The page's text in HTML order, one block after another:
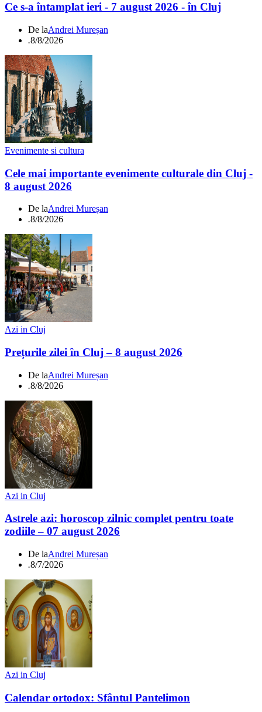
Ce s-a întamplat ieri - 7 august 2026 - în Cluj
De laAndrei Mureșan
.8/8/2026
Evenimente si cultura
Cele mai importante evenimente culturale din Cluj -
8 august 2026
De laAndrei Mureșan
.8/8/2026
Azi in Cluj
Prețurile zilei în Cluj – 8 august 2026
De laAndrei Mureșan
.8/8/2026
Azi in Cluj
Astrele azi: horoscop zilnic complet pentru toate
zodiile – 07 august 2026
De laAndrei Mureșan
.8/7/2026
Azi in Cluj
Calendar ortodox: Sfântul Pantelimon